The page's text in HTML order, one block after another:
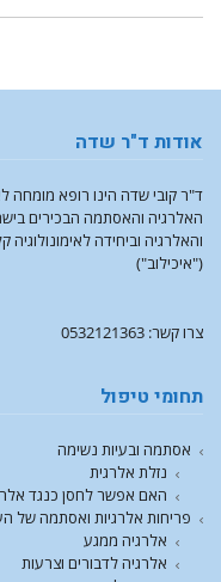
אודות ד"ר שדה
ד"ר קובי שדה הינו רופא מומחה
האלרגיה והאסתמה הבכירים
והאלרגיה וביחידה
("איכילוב")
צרו קשר: 0532121363
תחומי טיפול
אסתמה ובעיות נשימה
נזלת אלרגית
האם אפשר לחסן כנגד
פריחות אלרגיות ואסתמה של
אלרגיה ממגע
אלרגיה לדבורים וצרעות